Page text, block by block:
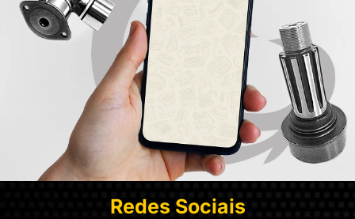
Redes Sociais